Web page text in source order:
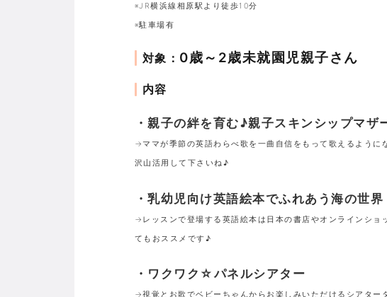
※JR横浜線相原駅より徒歩10分
※駐車場有
対象： 0歳～2歳未就園児親子さん
内容
・親子の絆を育む♪親子スキンシップマザ
→ママが季節の英語わらべ歌を一曲自信をもって歌えるように
沢山活用して下さいね♪
・乳幼児向け英語絵本でふれあう海の世界
→レッスンで登場する英語絵本は日本の書店やオンラインショ
てもおススメです♪
・ワクワク☆パネルシアター
→視覚とお歌でベビーちゃんからお楽しみいただけるシアター